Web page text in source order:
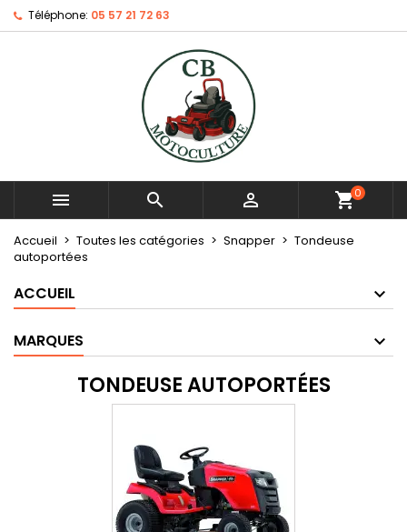
Téléphone: 05 57 21 72 63
   shopping_cart0
Accueil Toutes les catégories Snapper
Tondeuse
autoportées
ACCUEIL
MARQUES
TONDEUSE AUTOPORTÉES